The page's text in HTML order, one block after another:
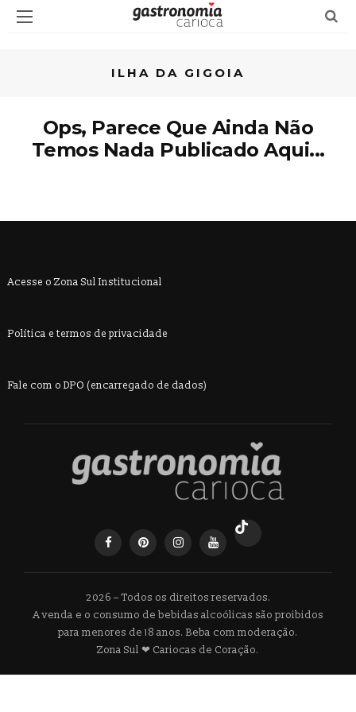
ILHA DA GIGOIA
Ops, Parece Que Ainda Não
Temos Nada Publicado Aqui...
Acesse o Zona Sul Institucional
Política e termos de privacidade
Fale com o DPO (encarregado de dados)
2026 – Todos os direitos reservados.
A venda e o consumo de bebidas alcoólicas são proibidos
para menores de 18 anos. Beba com moderação.
Zona Sul ❤ Cariocas de Coração.